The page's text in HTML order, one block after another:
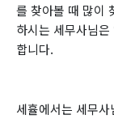
를 찾아볼 때 많이
하시는 세무사님
합니다.
세휼에서는 세무